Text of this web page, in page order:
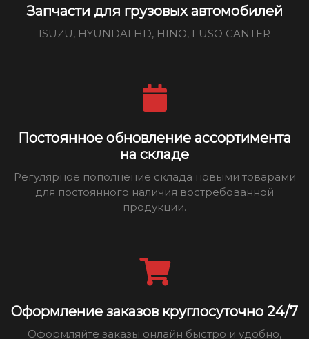
Запчасти для грузовых автомобилей
ISUZU, HYUNDAI HD, HINO, FUSO CANTER
Постоянное обновление ассортимента
на складе
Регулярное пополнение склада новыми товарами
для постоянного наличия востребованной
продукции.
Оформление заказов круглосуточно 24/7
Оформляйте заказы онлайн быстро и удобно,